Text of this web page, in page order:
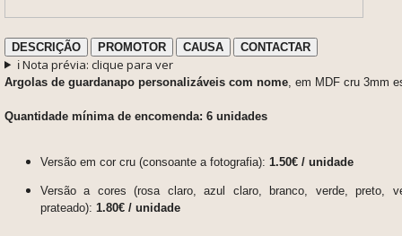
DESCRIÇÃO PROMOTOR CAUSA CONTACTAR
ℹ️ Nota prévia: clique para ver
Argolas de guardanapo personalizáveis com nome , em MDF cru 3mm
Quantidade mínima de encomenda: 6 unidades
Versão em cor cru (consoante a fotografia): 1.50€ / unidade
Versão a cores (rosa claro, azul claro, branco, verde, preto,
prateado): 1.80€ / unidade